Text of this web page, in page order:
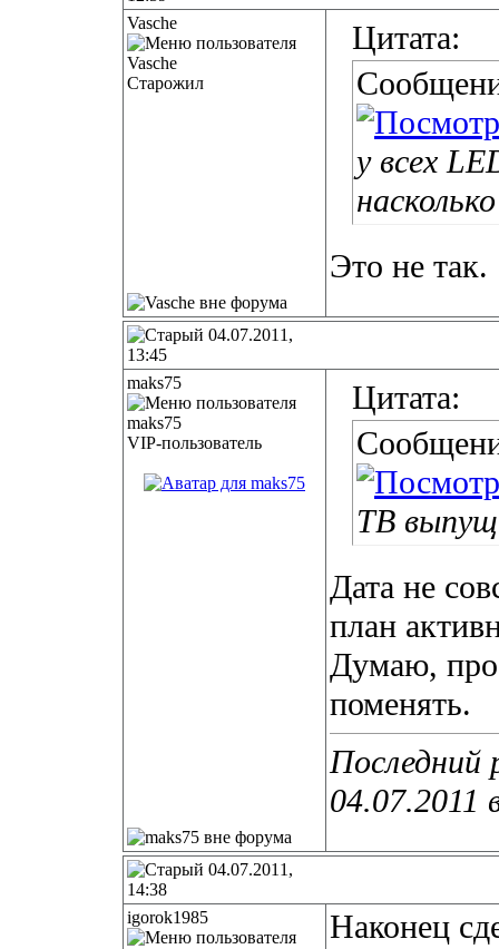
Vasche
Старожил
Цитата:
у всех
Это не так.
04.07.2011,
13:45
maks75
VIP-пользователь
Цитата:
ТВ
Дата не
план
Думаю,
поменять.
Последний
04.07.2011
04.07.2011,
14:38
igorok1985
Наконец